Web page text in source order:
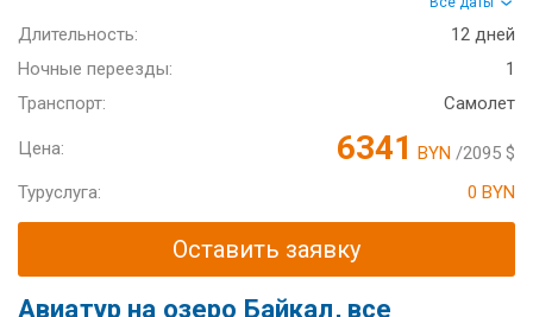
Длительность:
12 дней
Ночные переезды:
1
Транспорт:
Самолет
Цена: 6341 BYN /2095 $
Туруслуга:
0 BYN
Оставить заявку
Авиатур на озеро Байкал, все